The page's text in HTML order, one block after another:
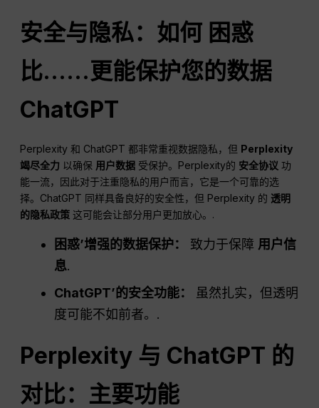
安全与隐私：如何 困惑
比……更能保护您的数据
ChatGPT
Perplexity 和 ChatGPT 都非常重视数据隐私，但 Perplexity
竭尽全力 以确保 用户数据 受保护。Perplexity的 安全协议 功
能一流，因此对于注重隐私的用户而言，它是一个可靠的选
择。ChatGPT 同样具备良好的安全性，但 Perplexity 的 透明
的隐私政策 这可能会让部分用户更加放心。.
困惑’增强的数据保护： 致力于保障 用户信
息.
ChatGPT’的安全功能：
虽然扎实，但透明
度可能不如前者。.
Perplexity 与 ChatGPT 的
对比：主要功能